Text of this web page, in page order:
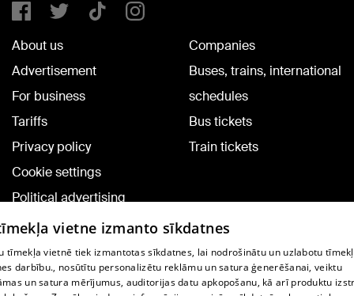
About us
Advertisement
For business
Tariffs
Privacy policy
Cookie settings
Political advertising
Cookie policy
Commenting terms
Companies
Buses, trains, international
schedules
Bus tickets
Train tickets
TV program
vietne izmanto sīkdatnes
tīmekļa vietnē tiek izmantotas sīkdatnes, lai nodrošinātu un uzlabotu
darbību., nosūtītu personalizētu reklāmu un satura ģenerēšanai, veiktu
un satura mērījumus, auditorijas datu apkopošanu, kā arī produktu